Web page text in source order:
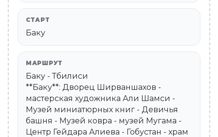
СТАРТ
Баку
МАРШРУТ
Баку - Тбилиси
**Баку**: Дворец Ширваншахов -
мастерская художника Али Шамси -
Музей миниатюрных книг - Девичья
башня - Музей ковра - музей Мугама -
Центр Гейдара Алиева - Гобустан - храм